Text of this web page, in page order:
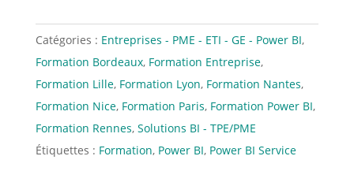
Catégories : Entreprises - PME - ETI - GE - Power BI,
Formation Bordeaux, Formation Entreprise,
Formation Lille, Formation Lyon, Formation Nantes,
Formation Nice, Formation Paris, Formation Power BI,
Formation Rennes, Solutions BI - TPE/PME
Étiquettes : Formation, Power BI, Power BI Service